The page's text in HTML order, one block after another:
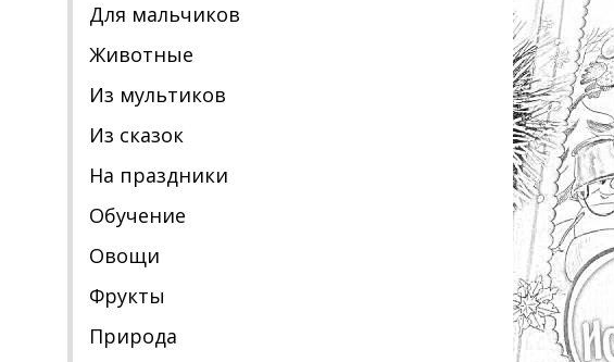
Для мальчиков
Животные
Из мультиков
Из сказок
На праздники
Обучение
Овощи
Фрукты
Природа